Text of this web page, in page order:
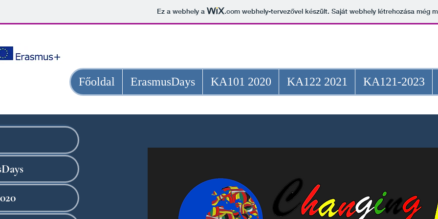
Ez a webhely a .comwebhely-tervezővel készült. Saját webhely létrehozása még
Főoldal ErasmusDays KA101 2020 KA122 2021 KA121-2023